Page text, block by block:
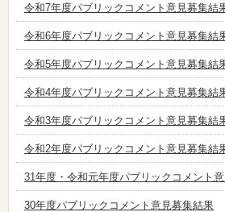
令和7年度パブリックコメント意見募集結
令和6年度パブリックコメント意見募集結
令和5年度パブリックコメント意見募集結
令和4年度パブリックコメント意見募集結
令和3年度パブリックコメント意見募集結
令和2年度パブリックコメント意見募集結
31年度・令和元年度パブリックコメント
30年度パブリックコメント意見募集結果